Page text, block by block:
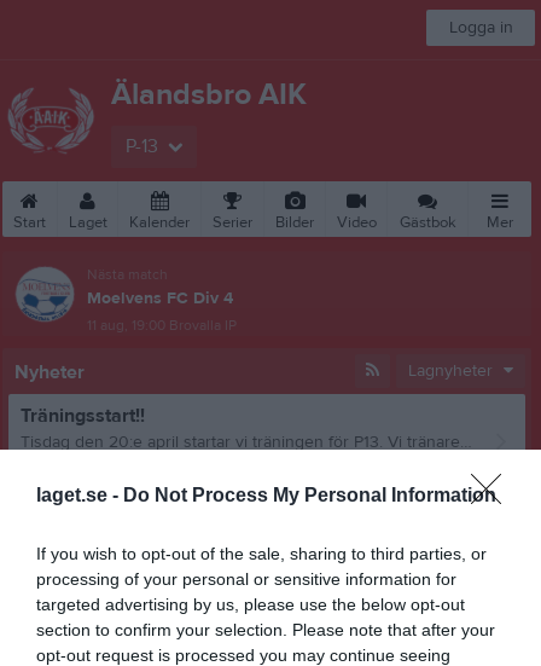
laget.se - Do Not Process My Personal Information
If you wish to opt-out of the sale, sharing to third parties, or
processing of your personal or sensitive information for
targeted advertising by us, please use the below opt-out
section to confirm your selection. Please note that after your
opt-out request is processed you may continue seeing
Logga in
Älandsbro AIK
P-13
Start Laget Kalender Serier Bilder Video Gästbok Mer
Nästa match
Moelvens FC Div 4
11 aug, 19:00 Brovalla IP
Nyheter Lagnyheter
Träningsstart!!
Tisdag den 20:e april startar vi träningen för P13. Vi tränare ser fram emot att få träffa er alla igen. Och hoppas att vi även får några till som vill börja spela, tveka inte att komma och testa om det finns fler som är sugna. //Tränarna
P-13 27 apr 2021
Ny lagsida
Detta är den nya lagsidan för pojkar 07. Här kommer tränare eller ledare att publicera viktig information eller information som ni behöver ta del av under säsongen. Det kommer även att finnas en huvusida för Älandsbro där informtion från föreningen kommer att publiceras.